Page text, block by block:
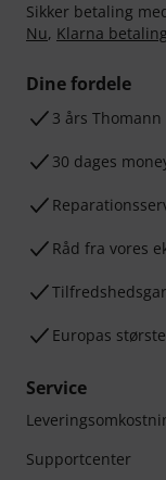
Sikker betaling
Nu, Klarna
Dine fordele
3 års Thomann
30 dages
Råd fra vores
Europas
Service
Supportcenter